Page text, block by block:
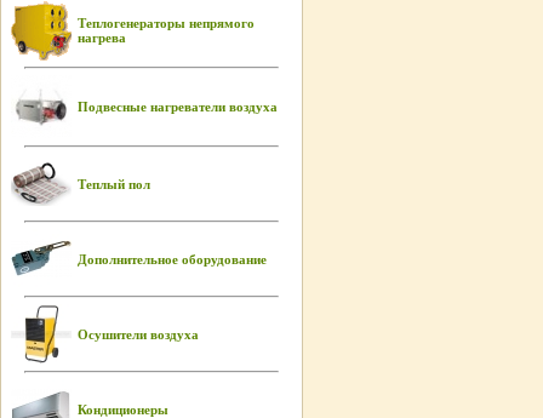
Теплогенераторы непрямого
нагрева
Подвесные нагреватели воздуха
Теплый пол
Дополнительное оборудование
Осушители воздуха
Кондиционеры